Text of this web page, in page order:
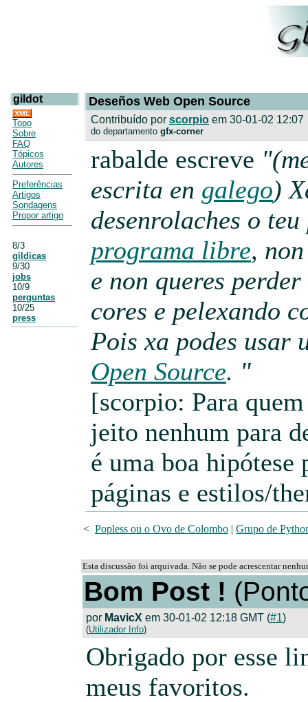
gildot
Topo
Sobre
FAQ
Tópicos
Autores
Preferências
Artigos
Sondagens
Propor artigo
8/3
gildicas
9/30
jobs
10/9
perguntas
10/25
press
Deseños Web Open Source
Contribuído por scorpio em 30-01-02 12:07
do departamento gfx-corner
rabalde escreve
escrita en galego)
desenrolaches o
programa libre,
e non queres
cores e pelexando
Pois xa podes usar
Open Source. "
[scorpio: Para
jeito nenhum para
é uma boa hipótese
páginas e estilos/
< Popless ou o Ovo de Colombo | Grupo de
Esta discussão foi arquivada. Não se pode acrescentar
Bom Post !
por MavicX em 30-01-02 12:18 GMT (#1)
(Utilizador Info)
Obrigado por esse
meus favoritos.